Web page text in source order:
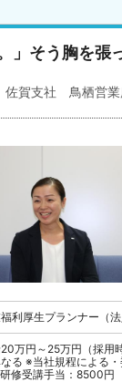
」そう胸を張
佐賀支社 鳥栖営業
利厚生プランナー（法
20万円～25万円（採用
なる ※当社規程による
修受講手当：8500円